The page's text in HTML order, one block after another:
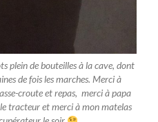
plein de bouteilles à la cave, dont
de fois les marches. Merci à
croute et repas, merci à papa
tracteur et merci à mon matelas